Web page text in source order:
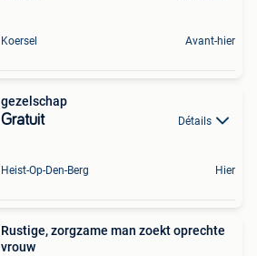
Koersel Avant-hier
gezelschap
Gratuit Détails
Heist-Op-Den-Berg Hier
Rustige, zorgzame man zoekt oprechte
vrouw